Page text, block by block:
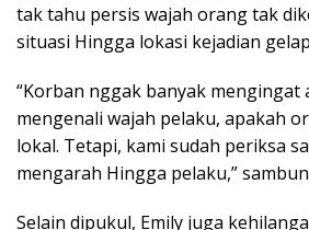
tak tahu persis wajah orang tak
situasi Hingga lokasi kejadian
“Korban nggak banyak mengingat
mengenali wajah pelaku, apakah
lokal. Tetapi, kami sudah periksa
mengarah Hingga pelaku,”
Selain dipukul, Emily juga